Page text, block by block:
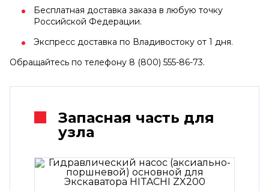
Бесплатная доставка заказа в любую точку
Российской Федерации.
Экспресс доставка по Владивостоку от 1 дня.
Обращайтесь по телефону 8 (800) 555-86-73.
Запасная часть для
узла